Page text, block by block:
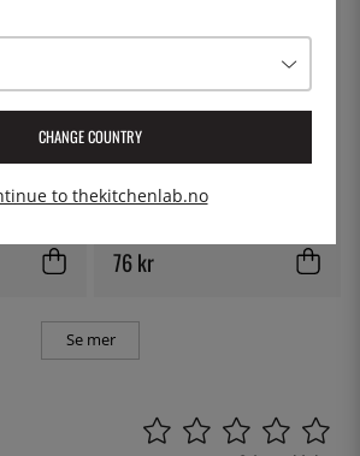
125 g Gastroskje/serveringsskje
76 kr
Se mer
CHANGE COUNTRY
to thekitchenlab.no